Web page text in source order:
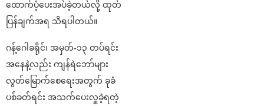
ထောက်ပံ့ပေးအပ်ခဲ့တယ်လို့ ထုတ်
ပြန်ချက်အရ သိရပါတယ်။
ဂန့်ဂေါခရိုင်၊ အမှတ်-၁၃ တပ်ရင်း
အနေနဲ့လည်း ကျန်ရဲဘော်များ
လွတ်မြောက်စေရေးအတွက် ခုခံ
ပစ်ခတ်ရင်း အသက်ပေးလှူခဲ့ရတဲ့